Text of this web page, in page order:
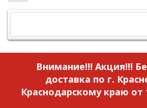
Внимание!!! Акция!!!
доставка по г.
Краснодарскому краю от